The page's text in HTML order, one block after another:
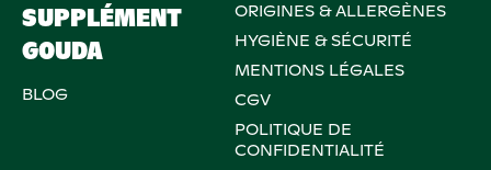
SUPPLÉMENT
GOUDA
BLOG
ORIGINES & ALLERGÈNES
HYGIÈNE & SÉCURITÉ
MENTIONS LÉGALES
CGV
POLITIQUE DE
CONFIDENTIALITÉ